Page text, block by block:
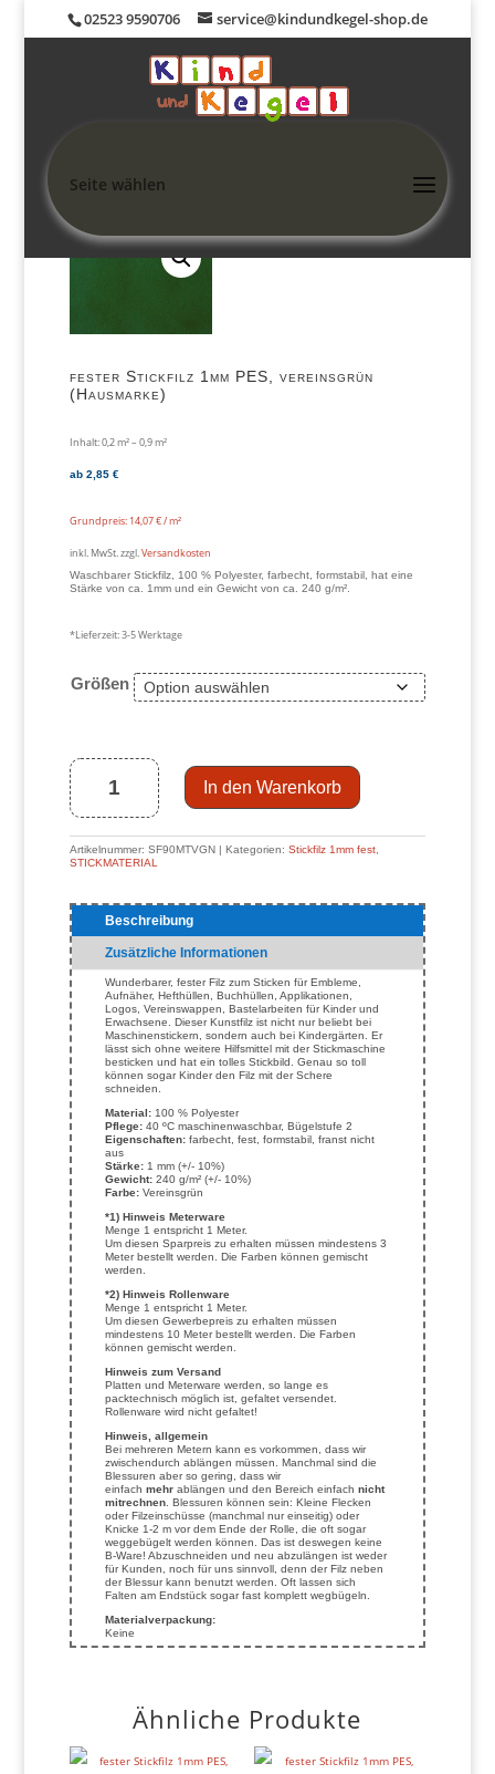
02523 9590706 service@kindundkegel-shop.de
Seite wählen
/ fester Stickfilz
fester Stickfilz 1mm PES, vereinsgrün
(Hausmarke)
Inhalt: 0,2m²– 0,9m²
ab 2,85 €
Grundpreis: 14,07€/m²
inkl. MwSt.zzgl.Versandkosten
Waschbarer Stickfilz, 100 % Polyester, farbecht, formstabil, hat eine
Stärke von ca. 1mm und ein Gewicht von ca. 240 g/m².
*Lieferzeit:3-5 Werktage
Größen
fester
Stickfilz
1mm
PES,
vereinsgrün
(Hausmarke)
Menge In den Warenkorb
Artikelnummer: SF90MTVGN Kategorien: Stickfilz 1mm fest,
STICKMATERIAL
Beschreibung
Zusätzliche Informationen
Wunderbarer, fester Filz zum Sticken für Embleme,
Aufnäher, Hefthüllen, Buchhüllen, Applikationen,
Logos, Vereinswappen, Bastelarbeiten für Kinder und
Erwachsene. Dieser Kunstfilz ist nicht nur beliebt bei
Maschinenstickern, sondern auch bei Kindergärten. Er
lässt sich ohne weitere Hilfsmittel mit der Stickmaschine
besticken und hat ein tolles Stickbild. Genau so toll
können sogar Kinder den Filz mit der Schere
schneiden.
Material:100 % Polyester
Pflege:40 ºC maschinenwaschbar, Bügelstufe 2
Eigenschaften:farbecht, fest, formstabil, franst nicht
aus
Stärke:1 mm (+/- 10%)
Gewicht:240 g/m² (+/- 10%)
Farbe:Vereinsgrün
*1) Hinweis Meterware
Menge 1 entspricht 1 Meter.
Um diesen Sparpreis zu erhalten müssen mindestens 3
Meter bestellt werden. Die Farben können gemischt
werden.
*2) Hinweis Rollenware
Menge 1 entspricht 1 Meter.
Um diesen Gewerbepreis zu erhalten müssen
mindestens 10 Meter bestellt werden. Die Farben
können gemischt werden.
Hinweis zum Versand
Platten und Meterware werden, so lange es
packtechnisch möglich ist, gefaltet versendet.
Rollenware wird nicht gefaltet!
Hinweis, allgemein
Bei mehreren Metern kann es vorkommen, dass wir
zwischendurch ablängen müssen. Manchmal sind die
Blessuren aber so gering, dass wir
einfach mehr ablängen und den Bereich einfach nicht
mitrechnen. Blessuren können sein: Kleine Flecken
oder Filzeinschüsse (manchmal nur einseitig) oder
Knicke 1-2 m vor dem Ende der Rolle, die oft sogar
weggebügelt werden können. Das ist deswegen keine
B-Ware! Abzuschneiden und neu abzulängen ist weder
für Kunden, noch für uns sinnvoll, denn der Filz neben
der Blessur kann benutzt werden. Oft lassen sich
Falten am Endstück sogar fast komplett wegbügeln.
Materialverpackung:
Keine
Ähnliche Produkte